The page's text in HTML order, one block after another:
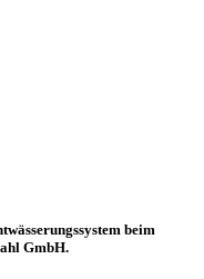
beim
GmbH.